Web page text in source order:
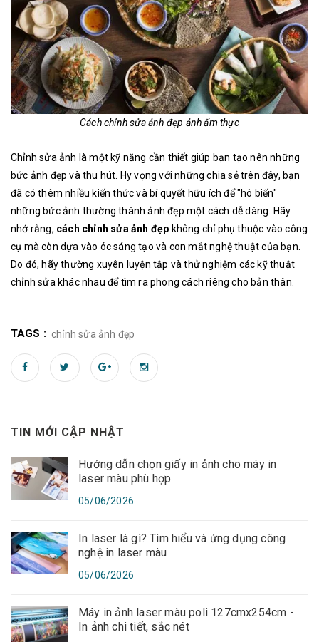
TIN MỚI CẬP NHẬT
Hướng dẫn chọn giấy in ảnh cho máy in
laser màu phù hợp
05/06/2026
In laser là gì? Tìm hiểu và ứng dụng công
nghệ in laser màu
05/06/2026
Máy in ảnh laser màu poli 127cmx254cm -
In ảnh chi tiết, sắc nét
Cách chỉnh sửa ảnh đẹp ảnh ẩm thực
Chỉnh sửa ảnh là một kỹ năng cần thiết giúp bạn tạo nên những
bức ảnh đẹp và thu hút. Hy vọng với những chia sẻ trên đây, bạn
đã có thêm nhiều kiến thức và bí quyết hữu ích để "hô biến"
những bức ảnh thường thành ảnh đẹp một cách dễ dàng. Hãy
nhớ rằng, cách chỉnh sửa ảnh đẹp không chỉ phụ thuộc vào công
cụ mà còn dựa vào óc sáng tạo và con mắt nghệ thuật của bạn.
Do đó, hãy thường xuyên luyện tập và thử nghiệm các kỹ thuật
chỉnh sửa khác nhau để tìm ra phong cách riêng cho bản thân.
TAGS : chỉnh sửa ảnh đẹp